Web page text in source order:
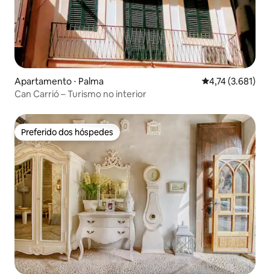
Apartamento ⋅ Palma 4,74 de uma
4,74 (3.681)
Can Carrió – Turismo no interior
Preferido dos hóspedes
Preferido dos hóspedes